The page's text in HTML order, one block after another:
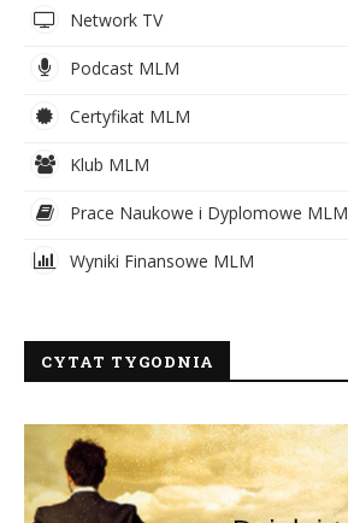
Network TV
Podcast MLM
Certyfikat MLM
Klub MLM
Prace Naukowe i Dyplomowe MLM
Wyniki Finansowe MLM
CYTAT TYGODNIA